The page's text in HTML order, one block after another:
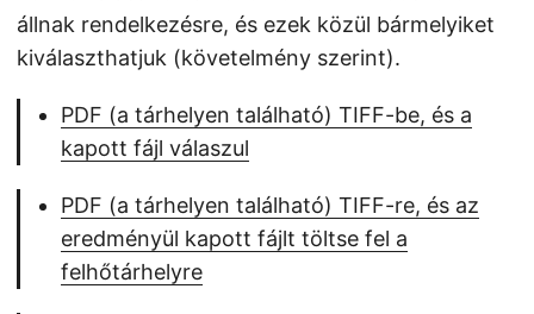
állnak rendelkezésre, és ezek közül bármelyiket
kiválaszthatjuk (követelmény szerint).
PDF (a tárhelyen található) TIFF-be, és a
kapott fájl válaszul
PDF (a tárhelyen található) TIFF-re, és az
eredményül kapott fájlt töltse fel a
felhőtárhelyre